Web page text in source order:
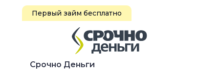
Первый займ бесплатно
Срочно Деньги